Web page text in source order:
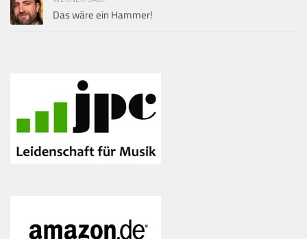
Das wäre ein Hammer!